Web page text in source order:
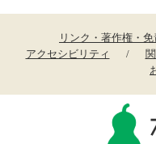
リンク・著作権・
アクセシビリティ